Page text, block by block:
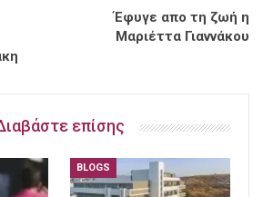
Έφυγε απο τη ζωή η
Μαριέττα Γιαννάκου
επίσης
BLOGS